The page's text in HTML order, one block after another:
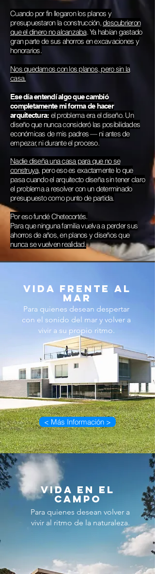
Cuando por fin llegaron los planos y
presupuestaron la construcción,descubrieron
que el dinero no alcanzaba. Ya habían gastado
gran parte de sus ahorros en excavaciones y
honorarios.
Nos quedamos con los planos, pero sin la
casa.
Ese día entendí algo que cambió
completamente mi forma de hacer
arquitectura: el problema era el diseño. Un
diseño que nunca consideró las posibilidades
económicas de mis padres — ni antes de
empezar, ni durante el proceso.
Nadie diseña una casa para que no se
construya, pero eso es exactamente lo que
pasa cuando el arquitecto diseña sin tener claro
el problema a resolver con un determinado
presupuesto como punto de partida.
Por eso fundé Chetecortés.
Para que ninguna familia vuelva a perder sus
ahorros de años, en planos y diseños que
nunca se vuelven realidad.
VIDA FRENTE AL
MAR
Para quienes desean despertar
con el sonido del mar y volver a
vivir a su propio ritmo.
< Más Información >
VIDA EN EL
CAMPO
Para quienes desean volver a
vivir al ritmo de la naturaleza.